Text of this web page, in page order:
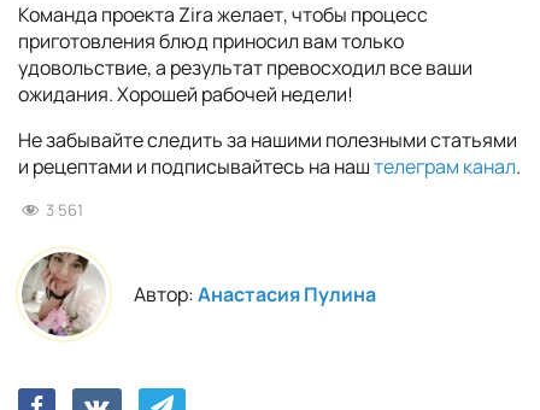
Команда проекта Zira желает, чтобы процесс
приготовления блюд приносил вам только
удовольствие, а результат превосходил все ваши
ожидания. Хорошей рабочей недели!
Не забывайте следить за нашими полезными статьями
и рецептами и подписывайтесь на наштелеграм канал.
3 561
Автор:Анастасия Пулина